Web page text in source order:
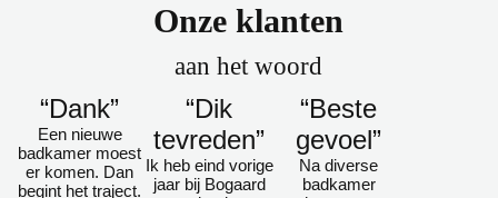
Onze klanten
aan het woord
“Dank”
Een nieuwe
badkamer moest
er komen. Dan
begint het traject.
“Dik
tevreden”
Ik heb eind vorige
jaar bij Bogaard
“Beste
gevoel”
Na diverse
badkamer